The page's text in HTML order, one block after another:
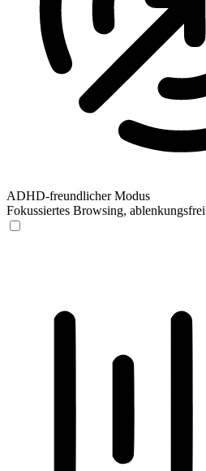
ADHD-freundlicher Modus
Fokussiertes Browsing, ablenkungsfrei